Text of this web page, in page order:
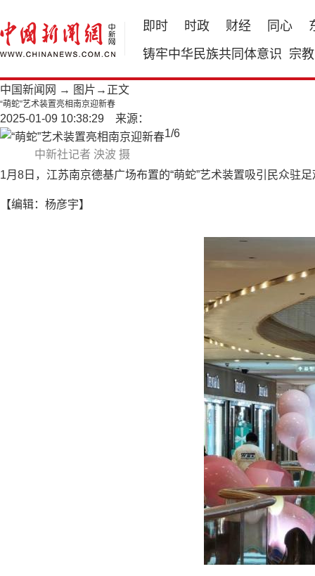
即时 时政 财经 同心
铸牢中华民族共同体意识 宗教
中国新闻网 → 图片 →正文
“萌蛇”艺术装置亮相南京迎新春
2025-01-09 10:38:29 来源：
中新社记者 泱波 摄
1/6
1月8日，江苏南京德基广场布置的“萌蛇”艺术装置吸引民众驻
【编辑：杨彦宇】